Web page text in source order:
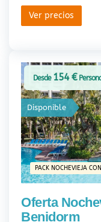
Ver precios
PACK NOCHEVIEJA
Disponible
Oferta
Benidorm
Desde 154 €